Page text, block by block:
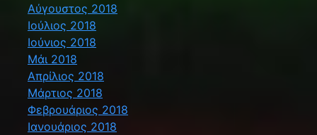
Αύγουστος 2018
Ιούλιος 2018
Ιούνιος 2018
Μάι 2018
Απρίλιος 2018
Μάρτιος 2018
Φεβρουάριος 2018
Ιανουάριος 2018